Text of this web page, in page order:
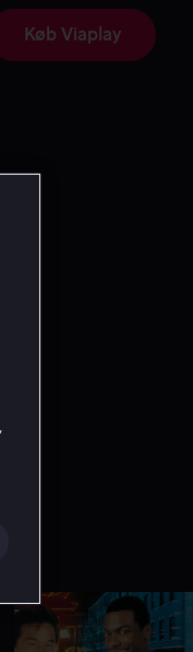
Køb Viaplay